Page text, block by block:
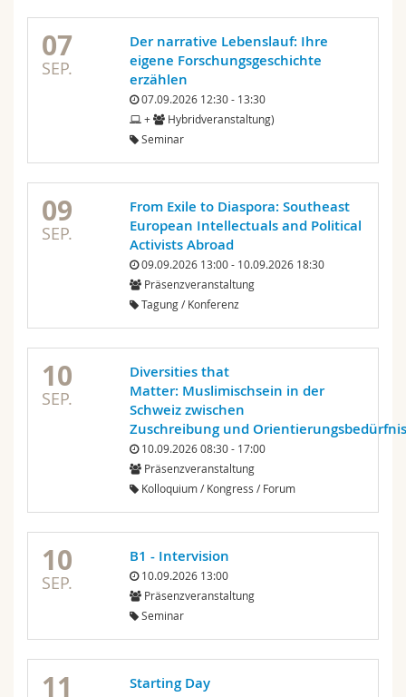
07
SEP.
Der narrative Lebenslauf: Ihre
eigene Forschungsgeschichte
erzählen
07.09.2026 12:30 - 13:30
+
Hybridveranstaltung)
Seminar
09
SEP.
From Exile to Diaspora: Southeast
European Intellectuals and Political
Activists Abroad
09.09.2026 13:00 - 10.09.2026 18:30
Präsenzveranstaltung
Tagung / Konferenz
10
SEP.
Diversities that
Matter: Muslimischsein in der
Schweiz zwischen
Zuschreibung und Orientierungsbedürfnis
10.09.2026 08:30 - 17:00
Präsenzveranstaltung
Kolloquium / Kongress / Forum
10
SEP.
B1 - Intervision
10.09.2026 13:00
Präsenzveranstaltung
Seminar
11 Starting Day